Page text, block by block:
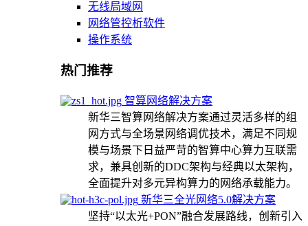
无线局域网
网络管控析软件
操作系统
热门推荐
智算网络解决方案
新华三智算网络解决方案通过灵活多样的组
网方式与全场景网络调优技术，满足不同规
模与场景下日益严苛的智算中心算力互联需
求，兼具创新的DDC架构与经典以太架构，
全面提升对多元异构算力的网络承载能力。
新华三全光网络5.0解决方案
坚持“以太光+PON”融合发展路线，创新引入